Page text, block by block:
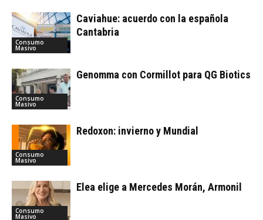
Consumo
Masivo
Caviahue: acuerdo con la española
Cantabria
Consumo
Masivo
Genomma con Cormillot para QG Biotics
Consumo
Masivo
Redoxon: invierno y Mundial
Consumo
Masivo
Elea elige a Mercedes Morán, Armonil